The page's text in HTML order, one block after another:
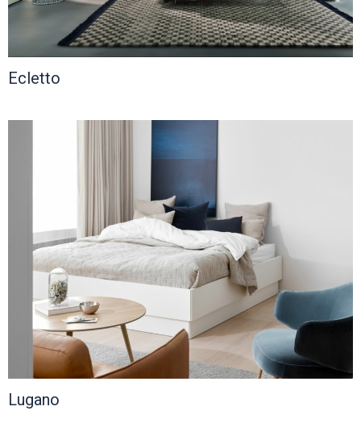
Ecletto
Lugano